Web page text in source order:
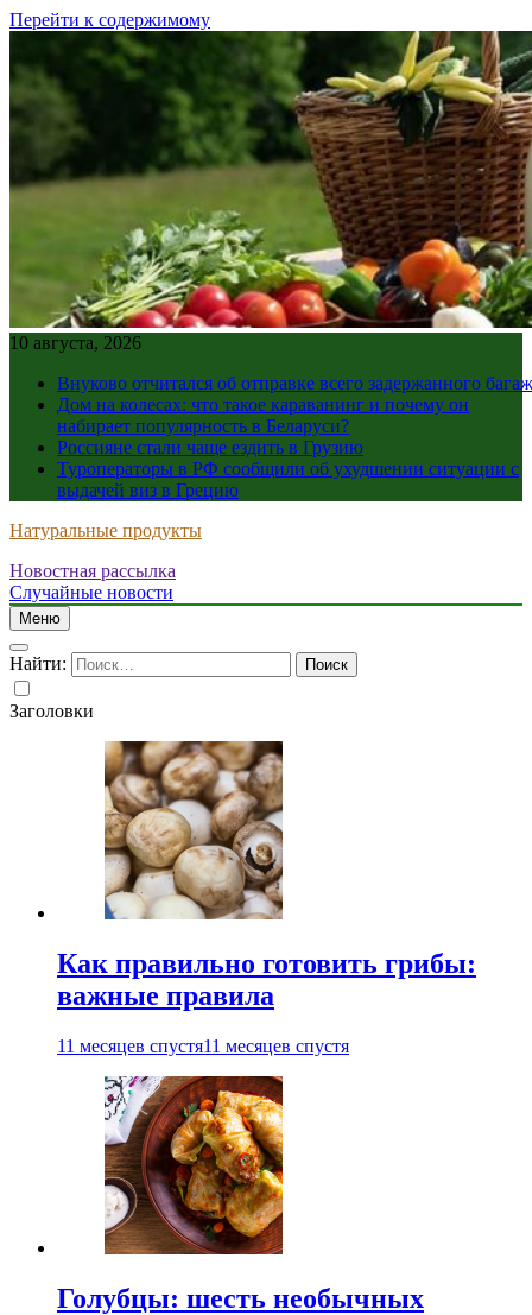
Перейти к содержимому
10 августа, 2026
Внуково отчитался об отправке всего задержанного
Дом на колесах: что такое караванинг и почему он
набирает популярность в Беларуси?
Россияне стали чаще ездить в Грузию
Туроператоры в РФ сообщили об ухудшении ситуации с
выдачей виз в Грецию
Натуральные продукты
Новостная рассылка
Случайные новости
Меню
Найти:
Заголовки
Как правильно готовить грибы:
важные правила
11 месяцев спустя11 месяцев спустя
Голубцы: шесть необычных